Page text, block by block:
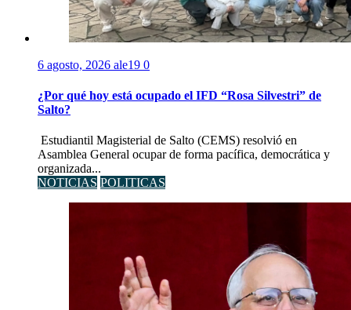
6 agosto, 2026 ale19 0
¿Por qué hoy está ocupado el IFD “Rosa Silvestri” de
Salto?
Estudiantil Magisterial de Salto (CEMS) resolvió en
Asamblea General ocupar de forma pacífica, democrática y
organizada...
NOTICIAS POLITICAS